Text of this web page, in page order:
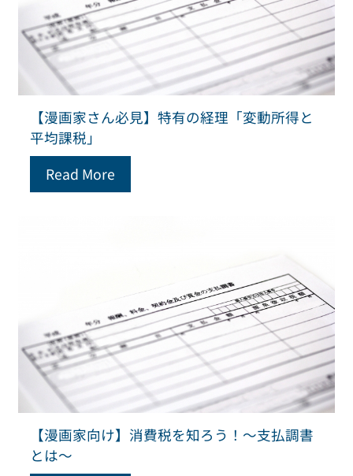
【漫画家さん必見】特有の経理「変動所得と
平均課税」
Read More
【漫画家向け】消費税を知ろう！～支払調書
とは～